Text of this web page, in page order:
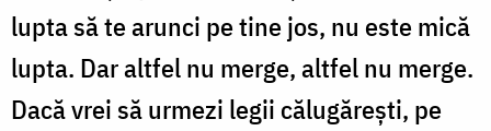
lupta să te arunci pe tine jos, nu este mică
lupta. Dar altfel nu merge, altfel nu merge.
Dacă vrei să urmezi legii călugărești, pe